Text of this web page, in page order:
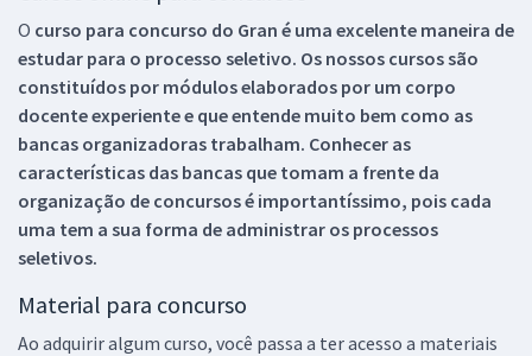
O curso para concurso do Gran é uma excelente maneira de
estudar para o processo seletivo. Os nossos cursos são
constituídos por módulos elaborados por um corpo
docente experiente e que entende muito bem como as
bancas organizadoras trabalham. Conhecer as
características das bancas que tomam a frente da
organização de concursos é importantíssimo, pois cada
uma tem a sua forma de administrar os processos
seletivos.
Material para concurso
Ao adquirir algum curso, você passa a ter acesso a materiais